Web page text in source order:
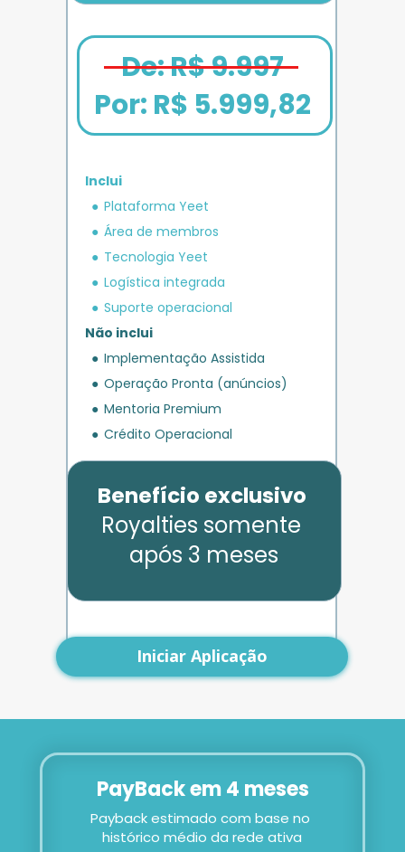
PLANO
IMPULSO
Parcele em até
12x de R$ 1.666,67
Inclui
Plataforma Yeet
Área de membros
Tecnologia Yeet
Logística integrada
Suporte operacional
Não inclui
Implementação Assistida
Operação Pronta (anúncios)
Mentoria Premium
Crédito Operacional
Bônus exclusivo
+ R$ 5.000
Yeet
Benefício exclusivo
Iniciar Aplicação
De: R$ 9.997
Por: R$ 5.999,82
Royalties somente
após 3 meses
Benefício exclusivo
PayBack em 4 meses
Payback estimado com base no
histórico médio da rede ativa